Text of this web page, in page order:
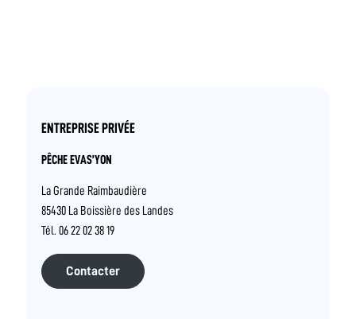
ENTREPRISE PRIVÉE
PÊCHE EVAS’YON
La Grande Raimbaudière
85430 La Boissière des Landes
Tél. 06 22 02 38 19
Contacter